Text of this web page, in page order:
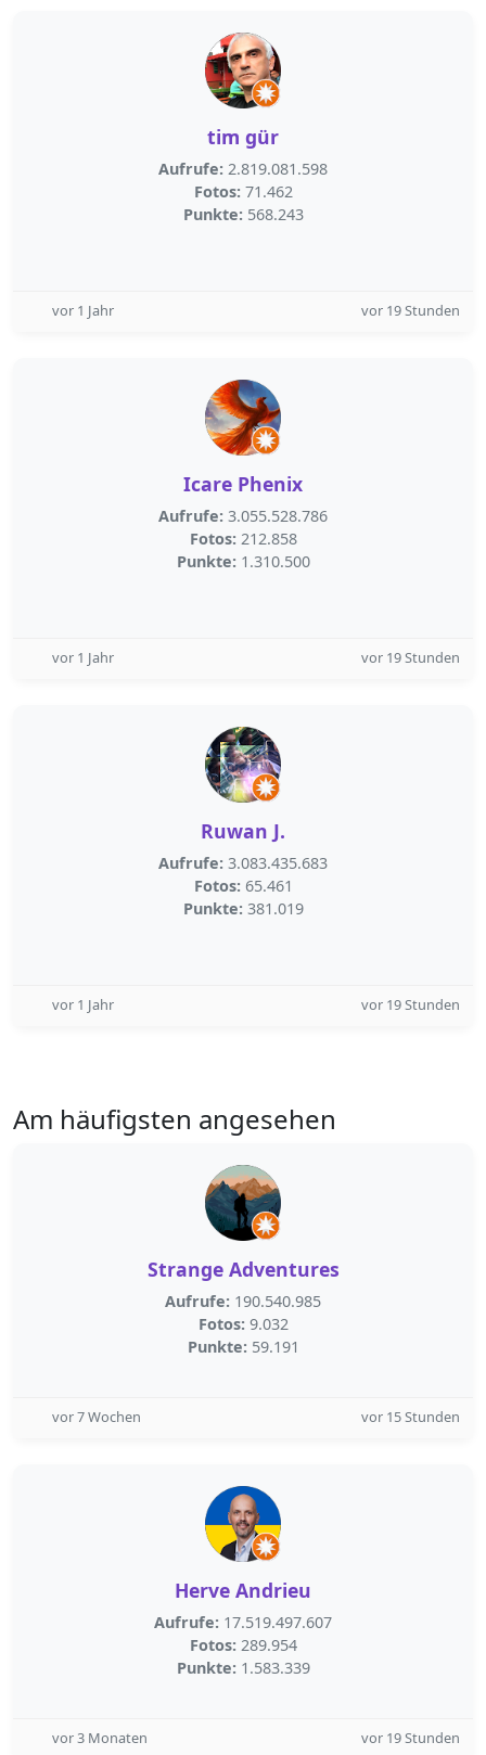
tim gür
Aufrufe: 2.819.081.598
Fotos: 71.462
Punkte: 568.243
vor 1 Jahr vor 19 Stunden
Icare Phenix
Aufrufe: 3.055.528.786
Fotos: 212.858
Punkte: 1.310.500
vor 1 Jahr vor 19 Stunden
Ruwan J.
Aufrufe: 3.083.435.683
Fotos: 65.461
Punkte: 381.019
vor 1 Jahr vor 19 Stunden
Am häufigsten angesehen
Strange Adventures
Aufrufe: 190.540.985
Fotos: 9.032
Punkte: 59.191
vor 7 Wochen vor 15 Stunden
Herve Andrieu
Aufrufe: 17.519.497.607
Fotos: 289.954
Punkte: 1.583.339
vor 3 Monaten vor 19 Stunden